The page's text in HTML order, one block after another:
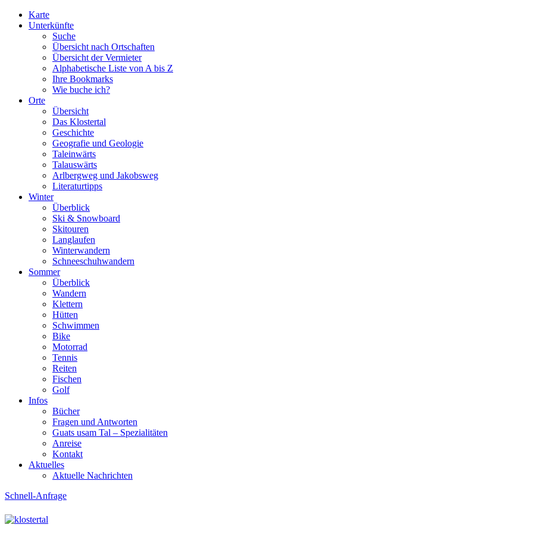
Karte
Unterkünfte
Suche
Übersicht nach Ortschaften
Übersicht der Vermieter
Alphabetische Liste von A bis Z
Ihre Bookmarks
Wie buche ich?
Orte
Übersicht
Das Klostertal
Geschichte
Geografie und Geologie
Taleinwärts
Talauswärts
Arlbergweg und Jakobsweg
Literaturtipps
Winter
Überblick
Ski & Snowboard
Skitouren
Langlaufen
Winterwandern
Schneeschuhwandern
Sommer
Überblick
Wandern
Klettern
Hütten
Schwimmen
Bike
Motorrad
Tennis
Reiten
Fischen
Golf
Infos
Bücher
Fragen und Antworten
Guats usam Tal – Spezialitäten
Anreise
Kontakt
Aktuelles
Aktuelle Nachrichten
Schnell-Anfrage